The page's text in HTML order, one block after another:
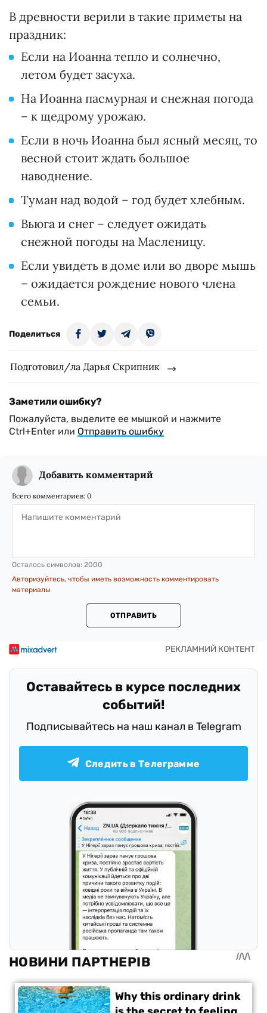
В древности верили в такие приметы на
праздник:
Если на Иоанна тепло и солнечно,
летом будет засуха.
На Иоанна пасмурная и снежная погода
– к щедрому урожаю.
Если в ночь Иоанна был ясный месяц, то
весной стоит ждать большое
наводнение.
Туман над водой – год будет хлебным.
Вьюга и снег – следует ожидать
снежной погоды на Масленицу.
Если увидеть в доме или во дворе мышь
– ожидается рождение нового члена
семьи.
Поделиться
Подготовил/ла Дарья Скрипник
Заметили ошибку?
Пожалуйста, выделите ее мышкой и нажмите
Ctrl+Enter или Отправить ошибку
Добавить комментарий
Всего комментариев: 0
Осталось символов: 2000
Авторизуйтесь, чтобы иметь возможность комментировать
материалы
ОТПРАВИТЬ
Оставайтесь в курсе последних
событий!
Подписывайтесь на наш канал в Telegram
Следить в Телеграмме